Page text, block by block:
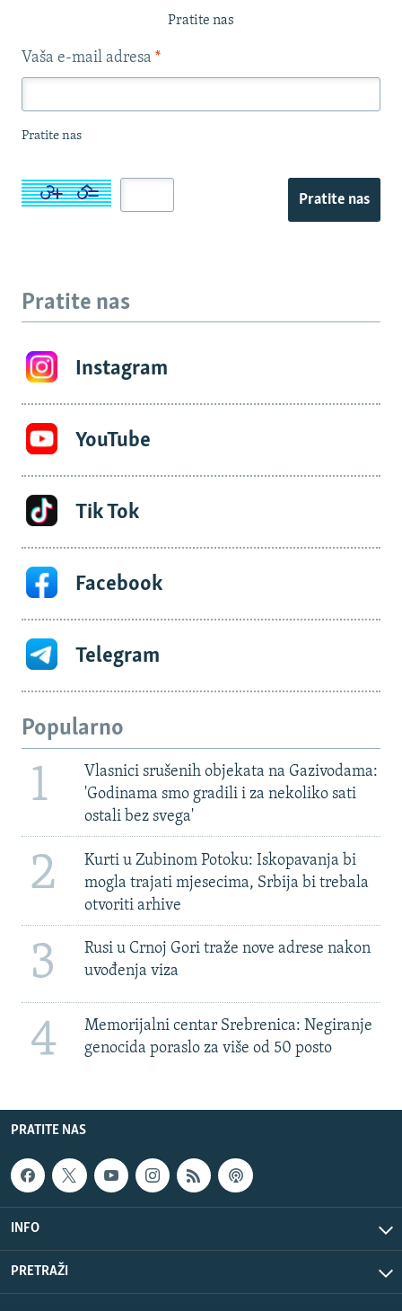
Pratite nas
Vaša e-mail adresa *
Pratite nas
Pratite nas
Pratite nas
Instagram
YouTube
Tik Tok
Facebook
Telegram
Popularno
1
Vlasnici srušenih objekata na Gazivodama:
'Godinama smo gradili i za nekoliko sati
ostali bez svega'
2
Kurti u Zubinom Potoku: Iskopavanja bi
mogla trajati mjesecima, Srbija bi trebala
otvoriti arhive
3
Rusi u Crnoj Gori traže nove adrese nakon
uvođenja viza
4
Memorijalni centar Srebrenica: Negiranje
genocida poraslo za više od 50 posto
PRATITE NAS
INFO
PRETRAŽI